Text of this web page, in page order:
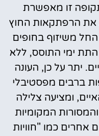
תקופה זו מאפשרת
את הרפתקאות החוץ
משיזוף בחופים
התת ימי התוסס, ללא
יתר על כן, העונה
ברבים מפסטיבלי
ומציעה צלילה
המקומיות
אחרים כמו "חוויות